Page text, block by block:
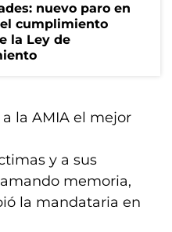
nuevo paro en
cumplimiento
la Ley de
la AMIA el mejor
y a sus
memoria,
la mandataria en